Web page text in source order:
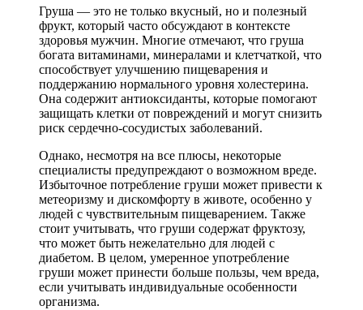
Груша — это не только вкусный, но и полезный
фрукт, который часто обсуждают в контексте
здоровья мужчин. Многие отмечают, что груша
богата витаминами, минералами и клетчаткой, что
способствует улучшению пищеварения и
поддержанию нормального уровня холестерина.
Она содержит антиоксиданты, которые помогают
защищать клетки от повреждений и могут снизить
риск сердечно-сосудистых заболеваний.
Однако, несмотря на все плюсы, некоторые
специалисты предупреждают о возможном вреде.
Избыточное потребление груши может привести к
метеоризму и дискомфорту в животе, особенно у
людей с чувствительным пищеварением. Также
стоит учитывать, что груши содержат фруктозу,
что может быть нежелательно для людей с
диабетом. В целом, умеренное употребление
груши может принести больше пользы, чем вреда,
если учитывать индивидуальные особенности
организма.